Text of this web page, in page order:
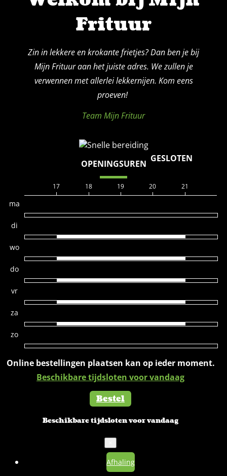
Frituur
Zin in lekkere en krokante frietjes? Dan ben je bij
Mijn Frituur aan het juiste adres. We zullen je
verwennen met allerlei lekkernijen. Kom eens
proeven!
Team Mijn Frituur
OPENINGSUREN GESLOTEN
17 18 19 20 21
ma
di
wo
do
vr
za
zo
Online bestellingen plaatsen kan op ieder moment.
Beschikbare tijdsloten voor vandaag
Bestel
Beschikbare tijdsloten voor vandaag
Afhaling